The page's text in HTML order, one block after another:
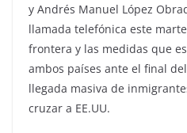
y Andrés Manuel López
llamada telefónica este
frontera y las medidas que
ambos países ante el final del
llegada masiva de
cruzar a EE.UU.